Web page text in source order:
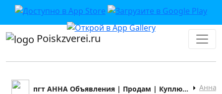
Poiskzverei.ru
пгт АННА Объявления | Продам | Куплю | Барахолка Анна